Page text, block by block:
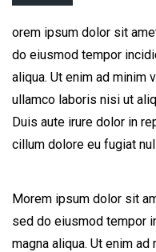
orem ipsum dolor sit
do eiusmod tempor
aliqua. Ut enim ad minim
ullamco laboris nisi ut
Duis aute irure dolor in
cillum dolore eu fugiat
Morem ipsum dolor sit
sed do eiusmod tempor
magna aliqua. Ut enim